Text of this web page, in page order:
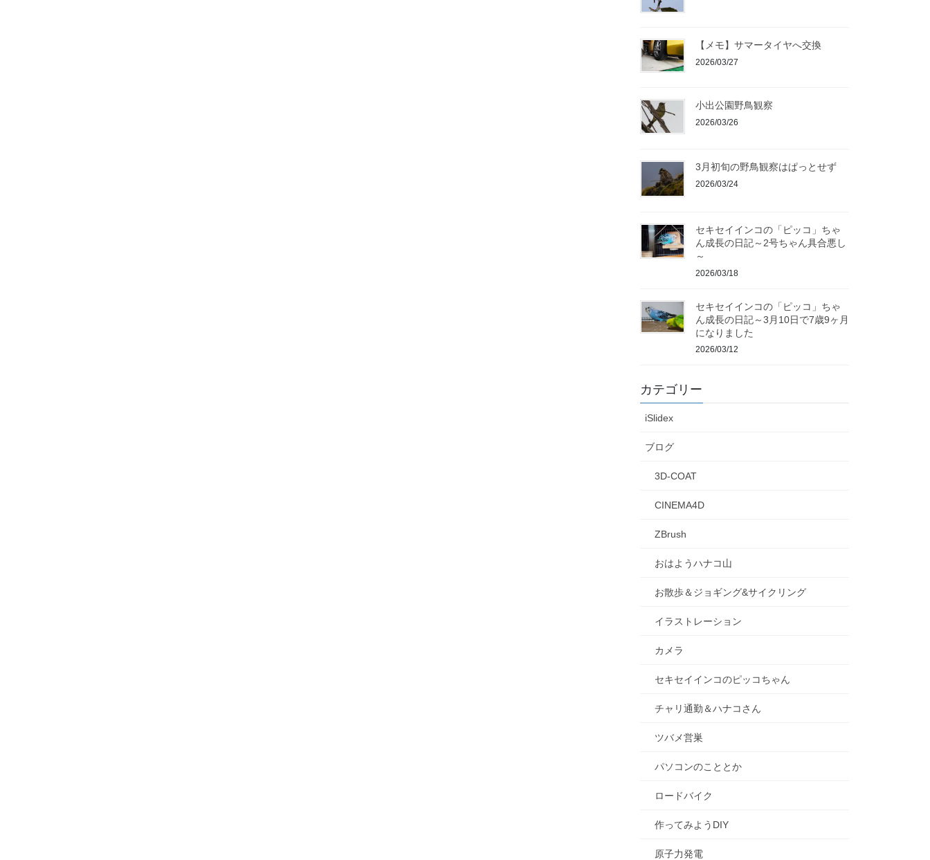
【メモ】サマータイヤへ交換
2026/03/27
小出公園野鳥観察
2026/03/26
3月初旬の野鳥観察はぱっとせず
2026/03/24
セキセイインコの「ピッコ」ちゃ
ん成長の日記～2号ちゃん具合悪し
～
2026/03/18
セキセイインコの「ピッコ」ちゃ
ん成長の日記～3月10日で7歳9ヶ月
になりました
2026/03/12
カテゴリー
iSlidex
ブログ
3D-COAT
CINEMA4D
ZBrush
おはようハナコ山
お散歩＆ジョギング&サイクリング
イラストレーション
カメラ
セキセイインコのピッコちゃん
チャリ通勤＆ハナコさん
ツバメ営巣
パソコンのこととか
ロードバイク
作ってみようDIY
原子力発電